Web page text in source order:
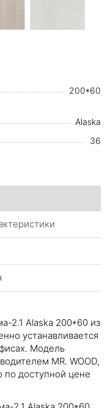
200*60
Alaska
36
2.1 Alaska 200*60 из
устанавливается
Модель
MR. WOOD,
по доступной цене